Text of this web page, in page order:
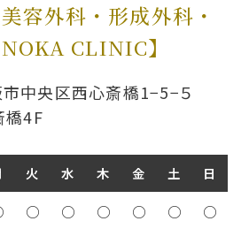
容外科・ 形成外科・
CLINIC】
中央区西心斎橋1−5−５
橋4F
火 水 木 金 土 日
○ ○ ○ ○ ○ ○